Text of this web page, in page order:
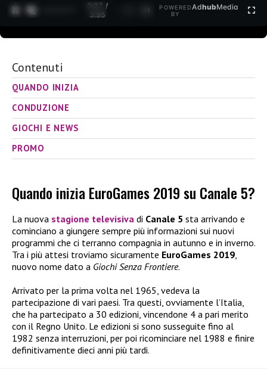
0:28 /
3:35
POWERED
BY
AdhubMedia
Contenuti
QUANDO INIZIA
CONDUZIONE
GIOCHI E NEWS
PROMO
Quando inizia EuroGames 2019 su Canale 5?
La nuova stagione televisiva di Canale 5 sta arrivando e
cominciano a giungere sempre più informazioni sui nuovi
programmi che ci terranno compagnia in autunno e in inverno.
Tra i più attesi troviamo sicuramente EuroGames 2019,
nuovo nome dato a Giochi Senza Frontiere.
Arrivato per la prima volta nel 1965, vedeva la
partecipazione di vari paesi. Tra questi, ovviamente l’Italia,
che ha partecipato a 30 edizioni, vincendone 4 a pari merito
con il Regno Unito. Le edizioni si sono susseguite fino al
1982 senza interruzioni, per poi ricominciare nel 1988 e finire
definitivamente dieci anni più tardi.